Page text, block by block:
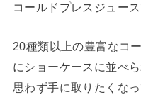
コールドプレスジュース
20種類以上の豊富なコ
にショーケースに並べ
思わず手に取りたくなっ